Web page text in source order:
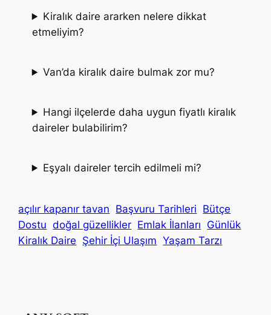
Kiralık daire ararken nelere dikkat
etmeliyim?
Van’da kiralık daire bulmak zor mu?
Hangi ilçelerde daha uygun fiyatlı kiralık
daireler bulabilirim?
Eşyalı daireler tercih edilmeli mi?
açılır kapanır tavan Başvuru Tarihleri Bütçe
Dostu doğal güzellikler Emlak İlanları Günlük
Kiralık Daire Şehir İçi Ulaşım Yaşam Tarzı